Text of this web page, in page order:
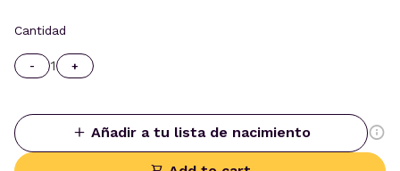
Cantidad
- 1 +
Añadir a tu lista de nacimiento